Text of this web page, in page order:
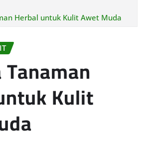
Herbal untuk Kulit Awet Muda
Kulit